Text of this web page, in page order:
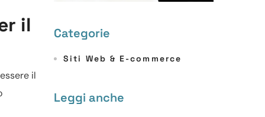
il
il
Categorie
Siti Web & E-commerce
Leggi anche